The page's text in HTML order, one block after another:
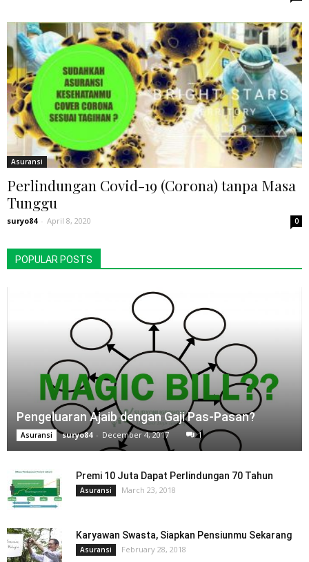
Asuransi
Perlindungan Covid-19 (Corona) tanpa Masa
Tunggu
suryo84 - April 8, 2020 0
POPULAR POSTS
Pengeluaran Ajaib dengan Gaji Pas-Pasan?
Asuransi suryo84 - December 4, 2017 1
Premi 10 Juta Dapat Perlindungan 70 Tahun
Asuransi March 23, 2018
Karyawan Swasta, Siapkan Pensiunmu Sekarang
Asuransi February 28, 2018